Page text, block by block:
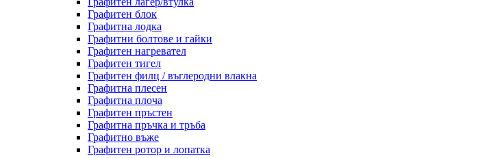
Графитен блок
Графитна лодка
Графитни болтове и гайки
Графитен нагревател
Графитен тигел
Графитен филц / въглеродни влакна
Графитна плесен
Графитна плоча
Графитен пръстен
Графитна пръчка и тръба
Графитно въже
Графитен ротор и лопатка